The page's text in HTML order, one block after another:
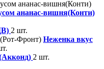
ананас-вишня(Конти)
2 шт.
Неженка вкус
2 шт.